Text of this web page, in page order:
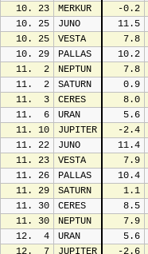
  10. 23
MERKUR
  -0.2
  10. 25
JUNO
  11.5
  10. 25
VESTA
   7.8
  10. 29
PALLAS
  10.2
  11.  2
NEPTUN
   7.8
  11.  2
SATURN
   0.9
  11.  3
CERES
   8.0
  11.  6
URAN
   5.6
  11. 10
JUPITER
  -2.4
  11. 22
JUNO
  11.4
  11. 23
VESTA
   7.9
  11. 26
PALLAS
  10.4
  11. 29
SATURN
   1.1
  11. 30
CERES
   8.5
  11. 30
NEPTUN
   7.9
  12.  4
URAN
   5.6
  12.  7
JUPITER
  -2.6